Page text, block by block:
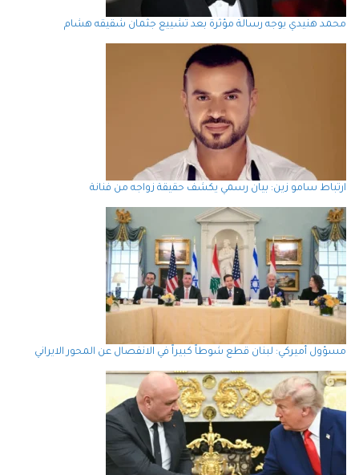
محمد هنيدي يوجه رسالة مؤثرة بعد تشييع جثمان شقيقه هشام
ارتباط سامو زين: بيان رسمي يكشف حقيقة زواجه من فنانة
مسؤول أميركي: لبنان قطع شوطاً كبيراً في الانفصال عن المحور الايراني